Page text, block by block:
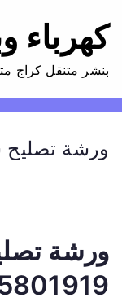
إ
كهرباء
بنشر متنقل كراج
ورشة
ورشة